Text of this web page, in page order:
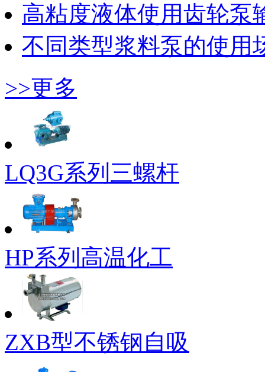
高粘度液体使用齿轮泵
不同类型浆料泵的使用
>>更多
LQ3G系列三螺杆
HP系列高温化工
ZXB型不锈钢自吸